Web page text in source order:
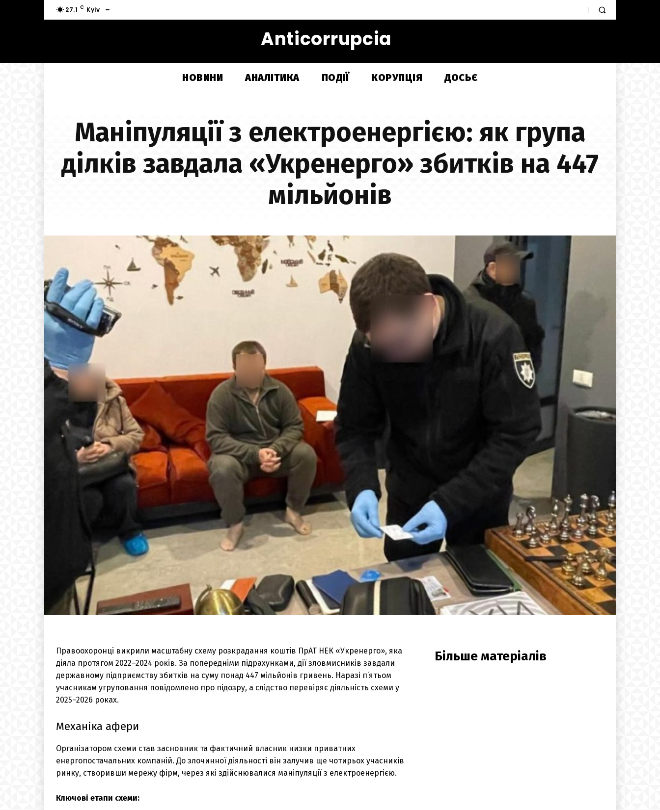
27.1 C Kyiv
Anticorrupcia
НОВИНИ АНАЛІТИКА ПОДІЇ КОРУПЦІЯ ДОСЬЄ
Маніпуляції з електроенергією: як група
ділків завдала «Укренерго» збитків на 447
мільйонів
Правоохоронці викрили масштабну схему розкрадання коштів ПрАТ НЕК «Укренерго», яка
діяла протягом 2022–2024 років. За попередніми підрахунками, дії зловмисників завдали
державному підприємству збитків на суму понад 447 мільйонів гривень. Наразі п’ятьом
учасникам угруповання повідомлено про підозру, а слідство перевіряє діяльність схеми у
2025–2026 роках.
Механіка афери
Організатором схеми став засновник та фактичний власник низки приватних
енергопостачальних компаній. До злочинної діяльності він залучив ще чотирьох учасників
ринку, створивши мережу фірм, через які здійснювалися маніпуляції з електроенергією.
Ключові етапи схеми:
Більше матеріалів